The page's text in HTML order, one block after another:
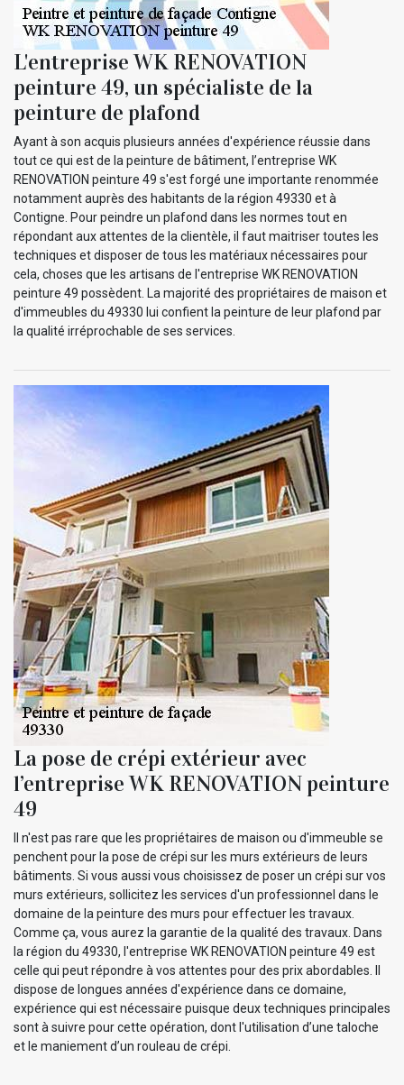
L'entreprise WK RENOVATION
peinture 49, un spécialiste de la
peinture de plafond
Ayant à son acquis plusieurs années d'expérience réussie dans
tout ce qui est de la peinture de bâtiment, l’entreprise WK
RENOVATION peinture 49 s'est forgé une importante renommée
notamment auprès des habitants de la région 49330 et à
Contigne. Pour peindre un plafond dans les normes tout en
répondant aux attentes de la clientèle, il faut maitriser toutes les
techniques et disposer de tous les matériaux nécessaires pour
cela, choses que les artisans de l'entreprise WK RENOVATION
peinture 49 possèdent. La majorité des propriétaires de maison et
d'immeubles du 49330 lui confient la peinture de leur plafond par
la qualité irréprochable de ses services.
La pose de crépi extérieur avec
l’entreprise WK RENOVATION peinture
49
Il n'est pas rare que les propriétaires de maison ou d'immeuble se
penchent pour la pose de crépi sur les murs extérieurs de leurs
bâtiments. Si vous aussi vous choisissez de poser un crépi sur vos
murs extérieurs, sollicitez les services d'un professionnel dans le
domaine de la peinture des murs pour effectuer les travaux.
Comme ça, vous aurez la garantie de la qualité des travaux. Dans
la région du 49330, l'entreprise WK RENOVATION peinture 49 est
celle qui peut répondre à vos attentes pour des prix abordables. Il
dispose de longues années d'expérience dans ce domaine,
expérience qui est nécessaire puisque deux techniques principales
sont à suivre pour cette opération, dont l'utilisation d’une taloche
et le maniement d’un rouleau de crépi.